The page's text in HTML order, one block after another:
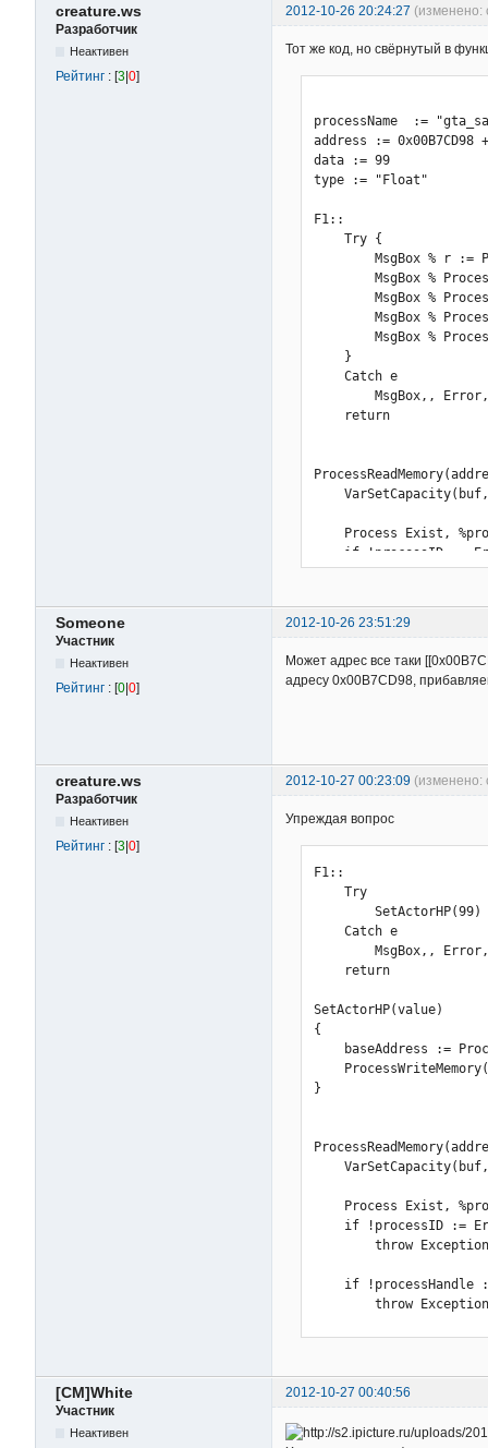
creature.ws 2012-10-26 20:24:27 (изменено:
Разработчик
Неактивен
Рейтинг : [3|0]
Тот же код, но свёрнутый в
processName  :=
address := 0x00B7CD98
data := 99
type := "Float"
F1::
    Try {
MsgBox % r :=
MsgBox %
MsgBox %
MsgBox %
MsgBox %
    }
    Catch e
MsgBox,,
    return
Process Exist,
if !processID :=
throw
if !processHandle
throw
result :=
    if !result
throw
    if !numBytesRead
throw
return (type =
? StrGet(&buf,
: NumGet(buf,
    (type = "Str")
? StrPut(data,
: NumPut(data,
throw
throw
result :=
if
throw
    if !result
    return result
Someone
2012-10-26 23:51:29
Участник
Неактивен
Рейтинг : [0|0]
Может адрес все таки
адресу 0x00B7CD98,
creature.ws 2012-10-27 00:23:09 (изменено:
Разработчик
Неактивен
Рейтинг : [3 0]
Упреждая вопрос
F1::
    Try
        SetActorHP(99)
    Catch e
MsgBox,,
    return
SetActorHP(value)
{
baseAddress :=
}
Process Exist,
if !processID :=
throw
if !processHandle
throw
result :=
if
throw
    if !result
[CM]White
2012-10-27 00:40:56
Участник
Неактивен